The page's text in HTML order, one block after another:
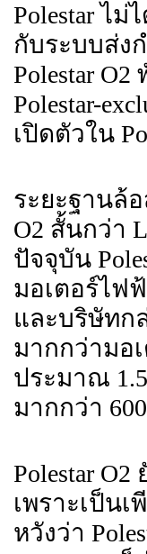
Polestar ไม่
กับระบบส่ง
Polestar
Polestar-
เปิดตัวใน
ระยะฐานล้
O2 สั้นกว่า
ปัจจุบัน
มอเตอร์ไฟ
และบริษัทก
มากกว่ามอเ
ประมาณ
มากกว่า
Polestar
เพราะเป็น
หวังว่า